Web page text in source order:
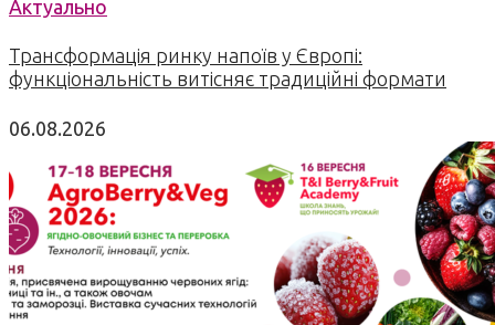
Актуально
Трансформація ринку напоїв у Європі:
функціональність витісняє традиційні формати
06.08.2026